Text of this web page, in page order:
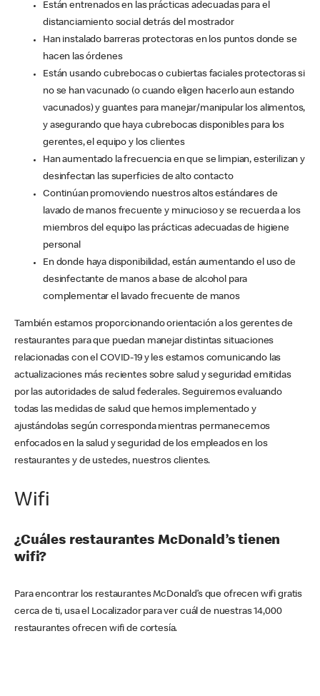
Están entrenados en las prácticas adecuadas para el
distanciamiento social detrás del mostrador
Han instalado barreras protectoras en los puntos donde se
hacen las órdenes
Están usando cubrebocas o cubiertas faciales protectoras si
no se han vacunado (o cuando eligen hacerlo aun estando
vacunados) y guantes para manejar/manipular los alimentos,
y asegurando que haya cubrebocas disponibles para los
gerentes, el equipo y los clientes
Han aumentado la frecuencia en que se limpian, esterilizan y
desinfectan las superficies de alto contacto
Continúan promoviendo nuestros altos estándares de
lavado de manos frecuente y minucioso y se recuerda a los
miembros del equipo las prácticas adecuadas de higiene
personal
En donde haya disponibilidad, están aumentando el uso de
desinfectante de manos a base de alcohol para
complementar el lavado frecuente de manos
También estamos proporcionando orientación a los gerentes de
restaurantes para que puedan manejar distintas situaciones
relacionadas con el COVID-19 y les estamos comunicando las
actualizaciones más recientes sobre salud y seguridad emitidas
por las autoridades de salud federales. Seguiremos evaluando
todas las medidas de salud que hemos implementado y
ajustándolas según corresponda mientras permanecemos
enfocados en la salud y seguridad de los empleados en los
restaurantes y de ustedes, nuestros clientes.
Wifi
¿Cuáles restaurantes McDonald’s tienen
wifi?
Para encontrar los restaurantes McDonald’s que ofrecen wifi gratis
cerca de ti, usa el Localizador para ver cuál de nuestras 14,000
restaurantes ofrecen wifi de cortesía.